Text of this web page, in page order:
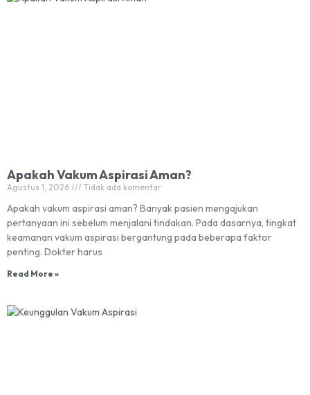
Apakah Vakum Aspirasi Aman?
Agustus 1, 2026 Tidak ada komentar
Apakah vakum aspirasi aman? Banyak pasien mengajukan
pertanyaan ini sebelum menjalani tindakan. Pada dasarnya, tingkat
keamanan vakum aspirasi bergantung pada beberapa faktor
penting. Dokter harus
Read More »